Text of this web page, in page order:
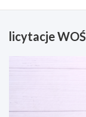
licytacje